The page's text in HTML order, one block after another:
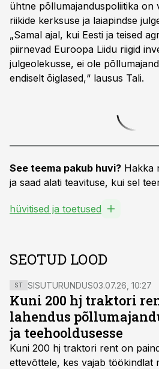
ühtne põllumajanduspoliitika on
riikide kerksuse ja laiapindse
„Samal ajal, kui Eesti ja teised
piirnevad Euroopa Liidu riigid
julgeolekusse, ei ole
endiselt õiglased,“ lausus Tali.
See teema pakub huvi? Hakka
ja saad alati teavituse, kui sel
hüvitised ja toetused
SEOTUD LOOD
ST SISUTURUNDUS03.07.26, 10:27
Kuni 200 hj traktori
lahendus
ja teehooldusesse
Kuni 200 hj traktori rent on
ettevõttele, kes vajab töökindlat